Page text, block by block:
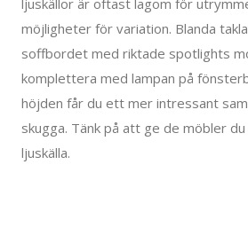
ljuskällor är oftast lagom för
möjligheter för variation. Blanda
soffbordet med riktade spotlights
komplettera med lampan på
höjden får du ett mer intressant
skugga. Tänk på att ge de möbler
ljuskälla.